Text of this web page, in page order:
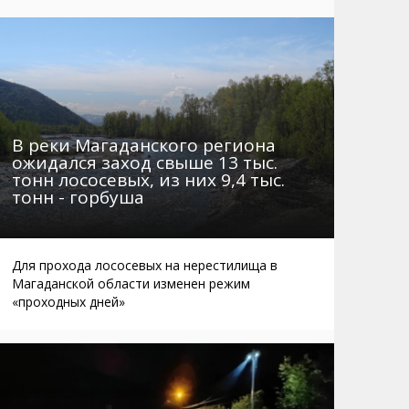
Автобусы Магадан – Аэропорт
Таблица приливов отливов
Не мусорить
Браконьеры
В реки Магаданского региона
ожидался заход свыше 13 тыс.
тонн лососевых, из них 9,4 тыс.
тонн - горбуша
Для прохода лососевых на нерестилища в
Магаданской области изменен режим
«проходных дней»